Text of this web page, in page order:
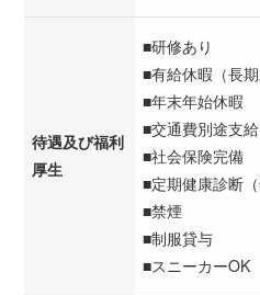
待遇及び福利
厚生
■研修あり
■有給休暇（長期
■年末年始休暇
■交通費別途支給
■社会保険完備
■定期健康診断（
■禁煙
■制服貸与
■スニーカーOK